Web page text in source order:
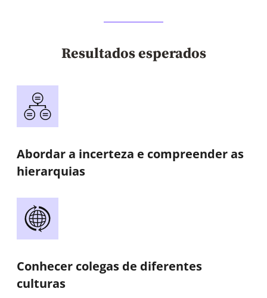
Resultados esperados
Abordar a incerteza e compreender as
hierarquias
Conhecer colegas de diferentes
culturas